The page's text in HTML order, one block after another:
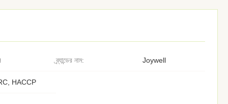
ব্র্যান্ডের নাম: Joywell
HACCP